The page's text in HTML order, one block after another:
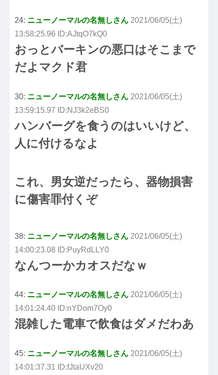
24: ニューノーマルの名無しさん 2021/06/05(土)
13:58:25.96 ID:AJtqO7kQ0
おっとバーキンの悪口はそこまで
だよマクド君
30: ニューノーマルの名無しさん 2021/06/05(土)
13:59:15.97 ID:NJ3k2eBS0
ハンバーグを食うのはいいけど、
人に付けるなよ
これ、男女逆だったら、器物損害
に傷害罪付くぞ
38: ニューノーマルの名無しさん 2021/06/05(土)
14:00:23.08 ID:PuyRdLLY0
なんつーかカオスだなｗ
44: ニューノーマルの名無しさん 2021/06/05(土)
14:01:24.40 ID:nYDom7Oy0
混雑した電車で飲食はダメだわあ
45: ニューノーマルの名無しさん 2021/06/05(土)
14:01:37.31 ID:fJtaUXv20